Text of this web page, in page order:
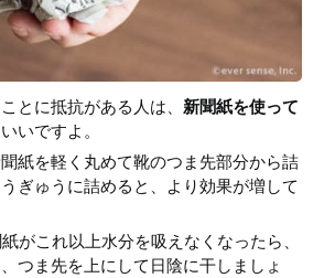
とに抵抗がある人は、 新聞紙を使って
いですよ。
紙を軽く丸めて靴のつま先部分から詰
ぎゅうに詰めると、より効果が増して
がこれ以上水分を吸えなくなったら、
つま先を上にして日陰に干しましょ